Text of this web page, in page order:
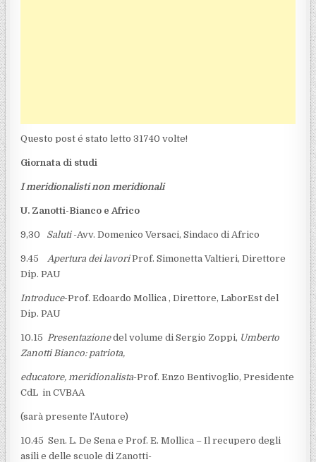
Questo post é stato letto 31740 volte!
Giornata di studi
I meridionalisti non meridionali
U. Zanotti-Bianco e Africo
9,30 Saluti -Avv. Domenico Versaci, Sindaco di Africo
9.45Apertura dei lavoriProf. Simonetta Valtieri, Direttore
Dip. PAU
Introduce-Prof. Edoardo Mollica , Direttore, LaborEst del
Dip. PAU
10.15Presentazionedel volume di Sergio Zoppi, Umberto
Zanotti Bianco: patriota,
educatore, meridionalista-Prof. Enzo Bentivoglio, Presidente
CdL in CVBAA
(sarà presente l’Autore)
10.45 Sen. L. De Sena e Prof. E. Mollica – Il recupero degli
asili e delle scuole di Zanotti-